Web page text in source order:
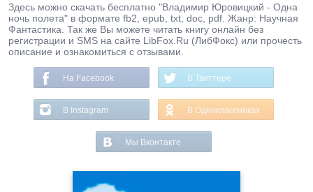
Здесь можно скачать бесплатно "Владимир Юровицкий - Одна
ночь полета" в формате fb2, epub, txt, doc, pdf. Жанр: Научная
Фантастика. Так же Вы можете читать книгу онлайн без
регистрации и SMS на сайте LibFox.Ru (ЛибФокс) или прочесть
описание и ознакомиться с отзывами.
На Facebook В Твиттере
В Instagram В Одноклассниках
Мы Вконтакте